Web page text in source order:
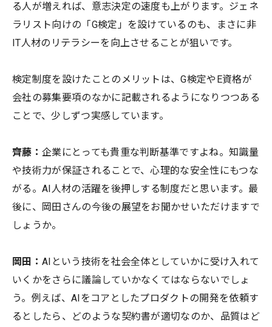
る人が増えれば、意志決定の速度も上がります。ジェネ
ラリスト向けの「G検定」を設けているのも、まさに非
IT人材のリテラシーを向上させることが狙いです。
検定制度を設けたことのメリットは、G検定やE資格が
会社の募集要項のなかに記載されるようになりつつある
ことで、少しずつ実感しています。
齊藤： 企業にとっても貴重な判断基準ですよね。知識量
や技術力が保証されることで、心理的な安全性にもつな
がる。AI人材の活躍を後押しする制度だと思います。最
後に、岡田さんの今後の展望をお聞かせいただけますで
しょうか。
岡田： AIという技術を社会全体としていかに受け入れて
いくかをさらに議論していかなくてはならないでしょ
う。例えば、AIをコアとしたプロダクトの開発を依頼す
るとしたら、どのような契約書が適切なのか、品質はど